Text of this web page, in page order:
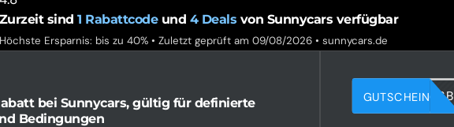
Zurzeit sind 1 Rabattcodeund 4Deals von Sunnycars verfügbar
Höchste Ersparnis: bis zu 40% • Zuletzt geprüft am 09/08/2026 • sunnycars.de
bei Sunnycars, gültig für definierte
Bedingungen
3QXRFCM6B
GUTSCHEIN